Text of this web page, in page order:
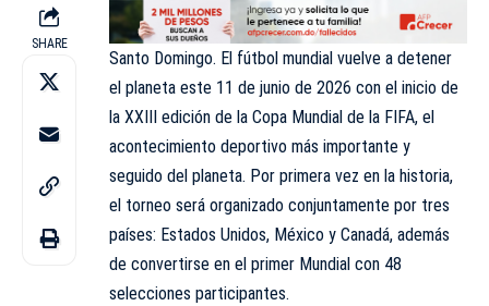
SHARE
Santo Domingo. El fútbol mundial vuelve a detener
el planeta este 11 de junio de 2026 con el inicio de
la XXIII edición de la Copa Mundial de la FIFA, el
acontecimiento deportivo más importante y
seguido del planeta. Por primera vez en la historia,
el torneo será organizado conjuntamente por tres
países: Estados Unidos, México y Canadá, además
de convertirse en el primer Mundial con 48
selecciones participantes.